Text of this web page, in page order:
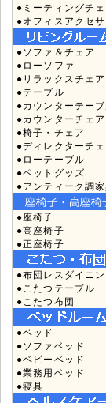
●ミーティングチェ
●オフィスアクセ
●ソファ＆チェア
●ローソファ
●リラックスチェア
●テーブル
●カウンターテーブ
●カウンターチェア
●椅子・チェア
●ディレクターチェ
●ローテーブル
●ペットグッズ
●アンティーク調家
●座椅子
●高座椅子
●正座椅子
●布団レスダイニ
●こたつテーブル
●こたつ布団
●ベッド
●ソファベッド
●ベビーベッド
●業務用ベッド
●寝具